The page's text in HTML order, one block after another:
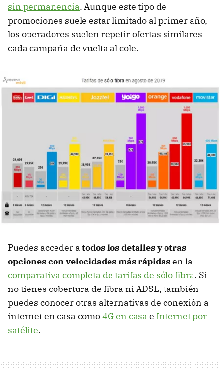
sin permanencia. Aunque este tipo de
promociones suele estar limitado al primer año,
los operadores suelen repetir ofertas similares
cada campaña de vuelta al cole.
Puedes acceder a todos los detalles y otras
opciones con velocidades más rápidasen la
comparativa completa de tarifas de sólo fibra. Si
no tienes cobertura de fibra ni ADSL, también
puedes conocer otras alternativas de conexión a
internet en casa como4G en casa e Internet por
satélite.